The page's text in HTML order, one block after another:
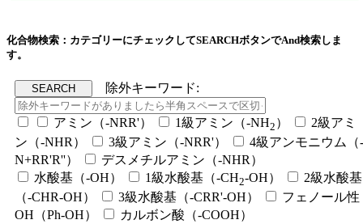
化合物検索：カテゴリーにチェックしてSEARCHボタンでAnd検索しま
す。
除外キーワード:
アミン（-NRR'） 1級アミン（-NH2 ）
2級アミ
ン（-NHR）
3級アミン（-NRR'）
4級アンモニウム（-
N+RR'R''）
デスメチルアミン（-NHR）
水酸基（-OH）
1級水酸基（-CH2-OH）
2級水酸基
（-CHR-OH）
3級水酸基（-CRR'-OH）
フェノール性
OH（Ph-OH）
カルボン酸（-COOH）